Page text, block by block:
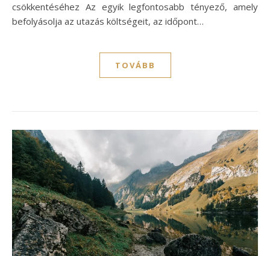
csökkentéséhez Az egyik legfontosabb tényező, amely
befolyásolja az utazás költségeit, az időpont…
TOVÁBB